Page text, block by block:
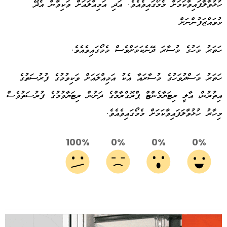
ހުޅުވާލާފައިވާކަމަށް މެމޯގައިވެއެވެ. އަދި އަމިއްލައަށް ވަކިވާން އެދޭ
މުވައްޒަފުންނަށް
ހަތަރު މަހުގެ މުސާރަ ދޭނެކަމަށްވެސް މެމޯގައިވެއެވެ.
ހަތަރު މަސްދުވަހުގެ މުސާރައާ އެކު އަމިއްލައަށް ވަކިވުމުގެ ފުރުސަތުގެ
އިތުރުން، އާލީ ރިޓަޔާމެންޓް ޕްރޮގްރާމްގެ ދަށުން ރިޓަޔާވުމުގެ ފުރުސަތުވެސް
މިހާރު ހުޅުވާލަފައިވާކަމަށް މެމޯގައިވެއެވެ.
0%
0%
0%
100%